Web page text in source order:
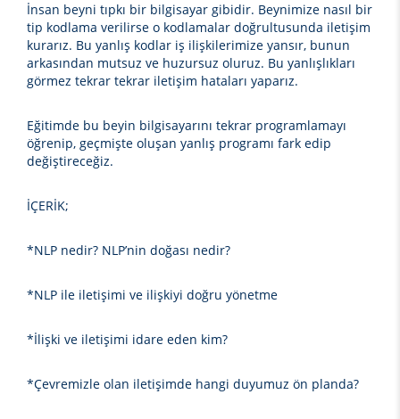
İnsan beyni tıpkı bir bilgisayar gibidir. Beynimize nasıl bir
tip kodlama verilirse o kodlamalar doğrultusunda iletişim
kurarız. Bu yanlış kodlar iş ilişkilerimize yansır, bunun
arkasından mutsuz ve huzursuz oluruz. Bu yanlışlıkları
görmez tekrar tekrar iletişim hataları yaparız.
Eğitimde bu beyin bilgisayarını tekrar programlamayı
öğrenip, geçmişte oluşan yanlış programı fark edip
değiştireceğiz.
İÇERİK;
*NLP nedir? NLP’nin doğası nedir?
*NLP ile iletişimi ve ilişkiyi doğru yönetme
*İlişki ve iletişimi idare eden kim?
*Çevremizle olan iletişimde hangi duyumuz ön planda?